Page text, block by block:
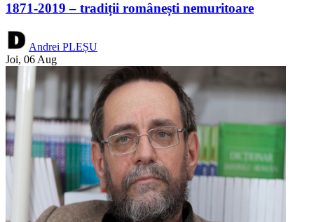
1871-2019 – tradiții românești nemuritoare
Andrei PLEȘU
Joi, 06 Aug